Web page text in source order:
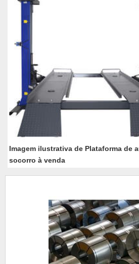
Imagem ilustrativa de Plataforma de
socorro à venda